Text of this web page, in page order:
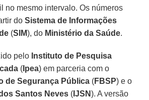
no mesmo intervalo. Os números
doSistema de Informações
(SIM), do Ministério da Saúde.
pelo Instituto de Pesquisa
( Ipea) em parceria com o
de Segurança Pública (FBSP) e o
Santos Neves ( IJSN). A versão